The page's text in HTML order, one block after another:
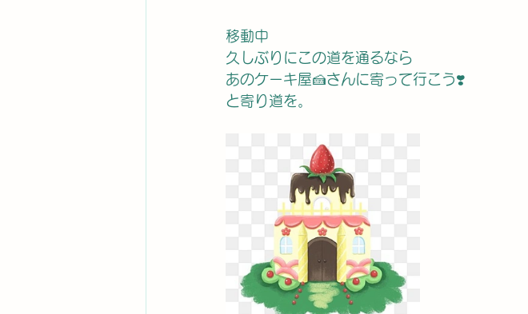
移動中
久しぶりにこの道を通るなら
あのケーキ屋🍰さんに寄って行こう❣️
と寄り道を。